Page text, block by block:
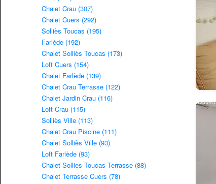
Chalet Crau (307)
Chalet Cuers (292)
Solliès Toucas (195)
Farlède (192)
Chalet Solliès Toucas (173)
Loft Cuers (154)
Chalet Farlède (139)
Chalet Crau Terrasse (122)
Chalet Jardin Crau (116)
Loft Crau (115)
Solliès Ville (113)
Chalet Crau Piscine (111)
Chalet Solliès Ville (93)
Loft Farlède (93)
Chalet Sollies Toucas Terrasse (88)
Chalet Terrasse Cuers (78)